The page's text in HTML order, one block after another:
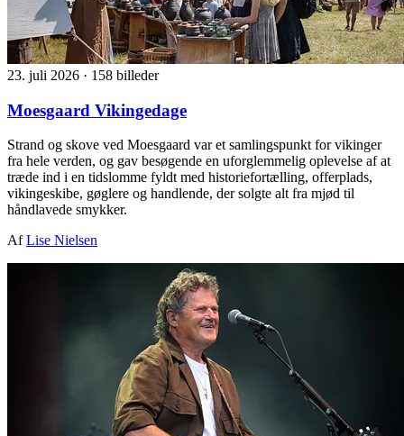
23. juli 2026 · 158 billeder
Moesgaard Vikingedage
Strand og skove ved Moesgaard var et samlingspunkt for vikinger
fra hele verden, og gav besøgende en uforglemmelig oplevelse af at
træde ind i en tidslomme fyldt med historiefortælling, offerplads,
vikingeskibe, gøglere og handlende, der solgte alt fra mjød til
håndlavede smykker.
AfLise Nielsen